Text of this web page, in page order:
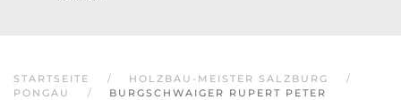
STARTSEITE
HOLZBAU-MEISTER SALZBURG
PONGAU
BURGSCHWAIGER RUPERT PETER